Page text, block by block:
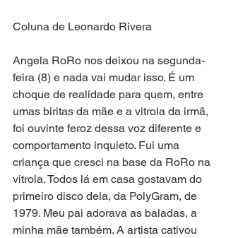
Coluna de Leonardo Rivera
Angela RoRo nos deixou na segunda-
feira (8) e nada vai mudar isso. É um
choque de realidade para quem, entre
umas biritas da mãe e a vitrola da irmã,
foi ouvinte feroz dessa voz diferente e
comportamento inquieto. Fui uma
criança que cresci na base da RoRo na
vitrola. Todos lá em casa gostavam do
primeiro disco dela, da PolyGram, de
1979. Meu pai adorava as baladas, a
minha mãe também. A artista cativou